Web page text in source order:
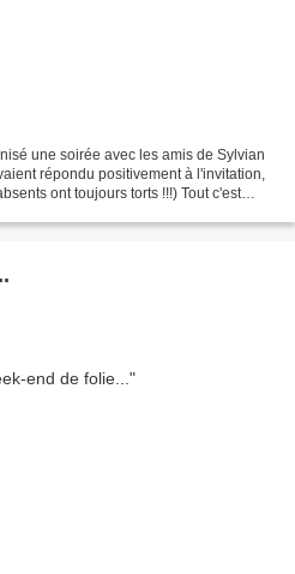
une soirée avec les amis de Sylvian
répondu positivement à l'invitation,
ont toujours torts !!!) Tout c'est